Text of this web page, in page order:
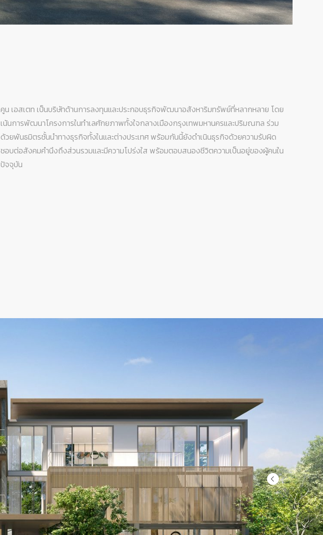
คูน เอสเตท เป็นบริษัทด้านการลงทุนและประกอบธุรกิจพัฒนาอสังหาริมทรัพย์ที่หลากหลาย โดย
เน้นการพัฒนาโครงการในทำเลศักยภาพทั้งใจกลางเมืองกรุงเทพมหานครและปริมณฑล ร่วม
ด้วยพันธมิตรชั้นนำทางธุรกิจทั้งในและต่างประเทศ พร้อมกันนี้ยังดำเนินธุรกิจด้วยความรับผิด
ชอบต่อสังคมคำนึงถึงส่วนรวมและมีความโปร่งใส พร้อมตอบสนองชีวิตความเป็นอยู่ของผู้คนใน
ปัจจุบัน